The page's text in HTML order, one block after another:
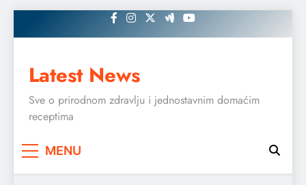
to
Latest News
Sve o prirodnom zdravlju i jednostavnim domaćim
receptima
MENU